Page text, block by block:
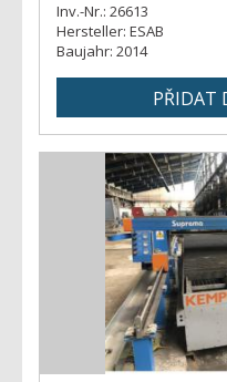
Inv.-Nr.: 26613
Hersteller: ESAB
Baujahr: 2014